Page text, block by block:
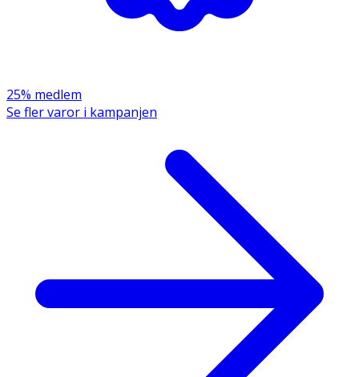
25% medlem
Se fler varor i kampanjen